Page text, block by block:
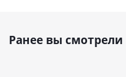
Ранее вы смотрели